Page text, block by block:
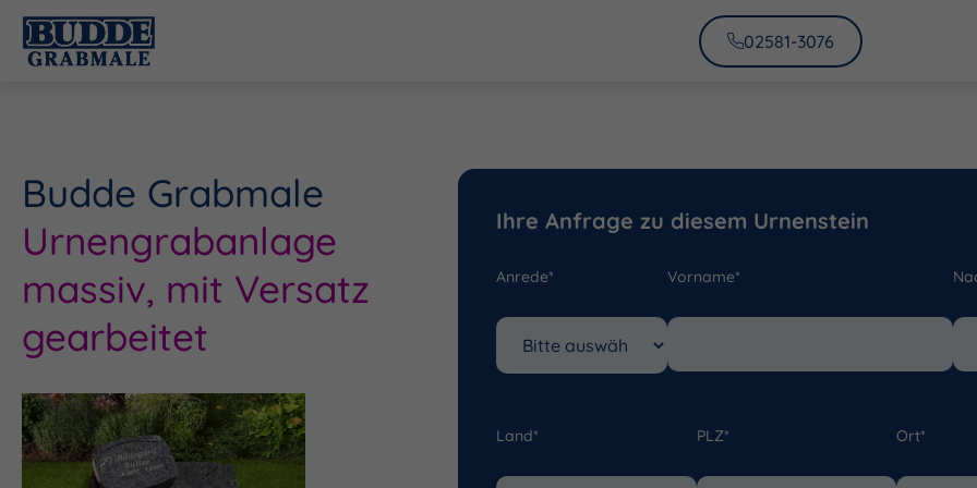
02581-3076
Budde Grabmale
Urnengrabanlage
massiv, mit Versatz
gearbeitet
Ihre Anfrage zu diesem Urnenstein
Anrede* Vorname*
Land* PLZ* Ort*